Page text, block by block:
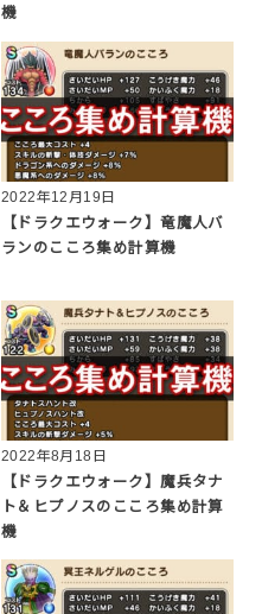
機
2022年12月19日
【ドラクエウォーク】竜魔人バ
ランのこころ集め計算機
2022年8月18日
【ドラクエウォーク】魔兵タナ
ト＆ヒプノスのこころ集め計算
機